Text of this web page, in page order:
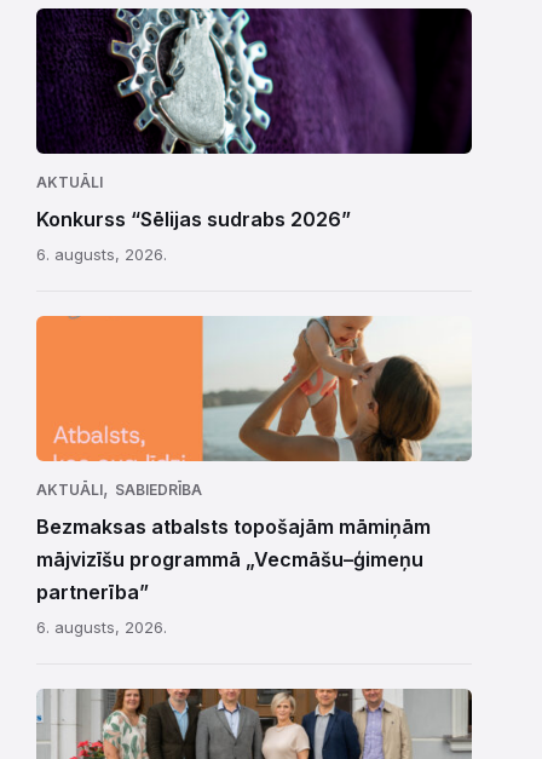
AKTUĀLI
Konkurss “Sēlijas sudrabs 2026”
6. augusts, 2026.
AKTUĀLI, SABIEDRĪBA
Bezmaksas atbalsts topošajām māmiņām
mājvizīšu programmā „Vecmāšu–ģimeņu
partnerība”
6. augusts, 2026.